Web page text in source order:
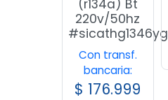
(r134a) Bt
220v/50hz
#sicathg1346yg
Con transf.
bancaria:
$ 176.999